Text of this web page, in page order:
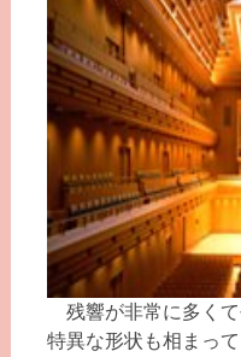
残響が非常に多くて
特異な形状も相まっ